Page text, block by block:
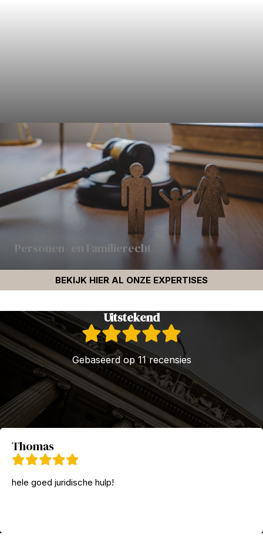
Personen- en Familierecht
BEKIJK HIER AL ONZE EXPERTISES
Uitstekend
Gebaseerd op 11 recensies
Thomas
hele goed juridische hulp!